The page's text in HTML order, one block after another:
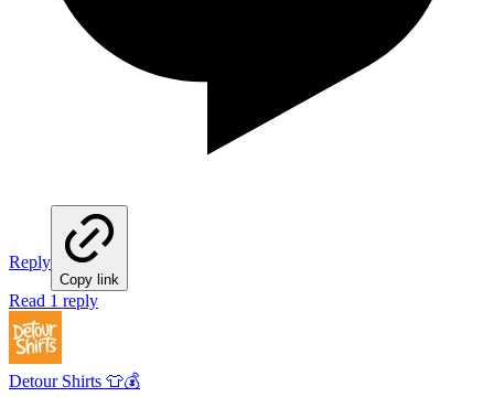
Reply
Copy link
Read 1 reply
Detour Shirts 👕💰